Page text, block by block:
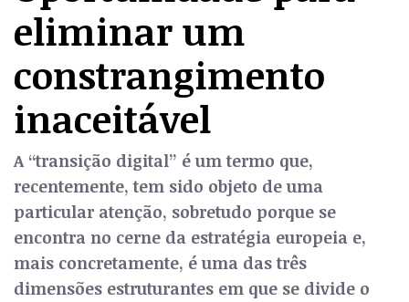
eliminar um
constrangimento
inaceitável
A “transição digital” é um termo que,
recentemente, tem sido objeto de uma
particular atenção, sobretudo porque se
encontra no cerne da estratégia europeia e,
mais concretamente, é uma das três
dimensões estruturantes em que se divide o